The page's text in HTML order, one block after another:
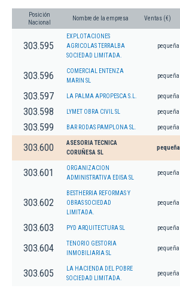
Posición
Nacional
Nombre de la empresa Ventas (€)
303.595
EXPLOTACIONES
AGRICOLAS TERRALBA
SOCIEDAD LIMITADA.
pequeña
303.596
COMERCIAL ENTENZA
MARIN SL
pequeña
303.597 LA PALMA APROPESCA S.L. pequeña
303.598 LYMET OBRA CIVIL SL pequeña
303.599 BAR RODAS PAMPLONA SL. pequeña
303.600
ASESORIA TECNICA
CORUÑESA SL
pequeña
303.601
ORGANIZACION
ADMINISTRATIVA EDISA SL
pequeña
303.602
BESTHERRIA REFORMAS Y
OBRAS SOCIEDAD
LIMITADA.
pequeña
303.603 PYD ARQUITECTURA SL pequeña
303.604
TENORIO GESTORIA
INMOBILIARIA SL
pequeña
303.605
LA HACIENDA DEL POBRE
SOCIEDAD LIMITADA.
pequeña